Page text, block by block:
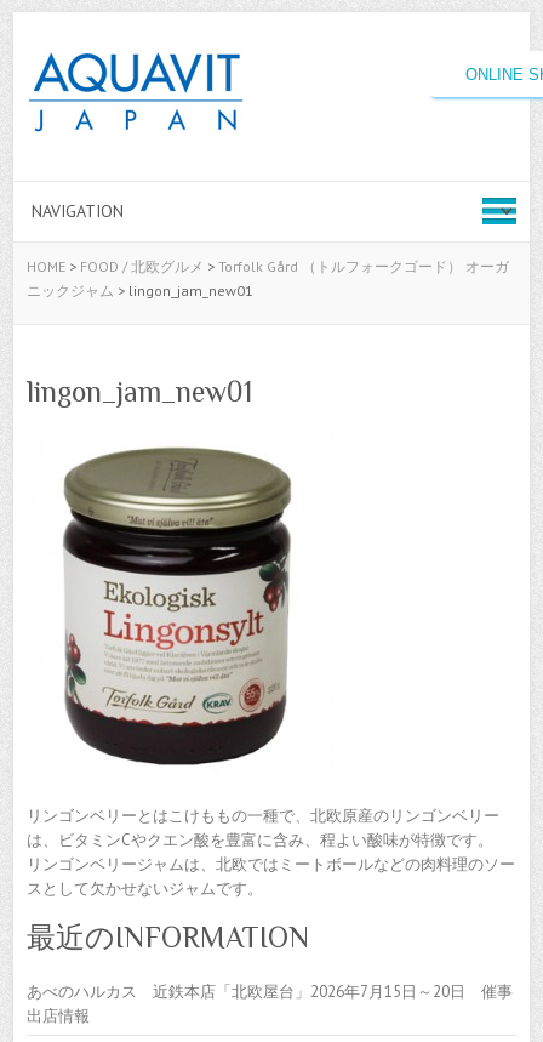
ONLINE
HOME> FOOD / 北欧グルメ > Torfolk Gård （トルフォークゴード） オーガ
ニックジャム > lingon_jam_new01
lingon_jam_new01
リンゴンベリーとはこけももの一種で、北欧原産のリンゴンベリー
は、ビタミンCやクエン酸を豊富に含み、程よい酸味が特徴です。
リンゴンベリージャムは、北欧ではミートボールなどの肉料理のソー
スとして欠かせないジャムです。
最近のINFORMATION
あべのハルカス 近鉄本店「北欧屋台」2026年7月15日～20日 催事
出店情報